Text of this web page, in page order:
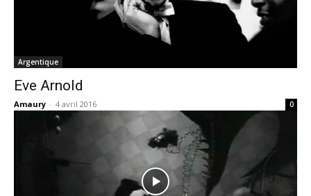
Argentique
Eve Arnold
Amaury - 4 avril 2016 0